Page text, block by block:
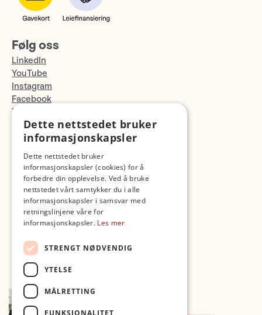
Følg oss
LinkedIn
YouTube
Instagram
Facebook
TikTok
Fotopodden
Dette nettstedet bruker
informasjonskapsler
Dette nettstedet bruker
informasjonskapsler (cookies) for å
forbedre din opplevelse. Ved å bruke
nettstedet vårt samtykker du i alle
informasjonskapsler i samsvar med
retningslinjene våre for
informasjonskapsler. Les mer
STRENGT NØDVENDIG
YTELSE
MÅLRETTING
FUNKSJONALITET